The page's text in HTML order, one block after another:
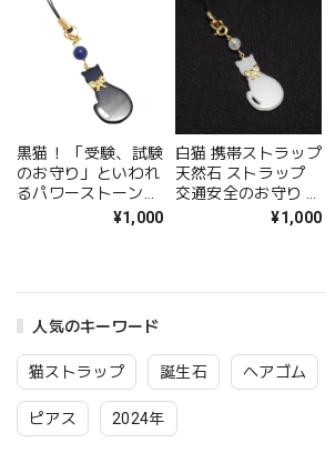
人気のキーワード
猫ストラップ 誕生石 ヘアゴム
ピアス 2024年
トラップ 紅水晶 ね
こ ネコ 誕生日プレ
ゼント ギフト 送料
無料 ラッピング無料
1000円ポッキリ ア
クセサリー
無料 ねこ ネコ 猫ス
トラップ 福猫 天然
石 携帯ストラップ
1000円ポッキリ ア
クセサリー
黒猫！ 「受験、試験
のお守り」といわれ
るパワーストーンス
トラップ ソーダライ
スプレゼント 1000
アクセサリー
¥1,000
白猫 携帯ストラップ
天然石 ストラップ
交通安全のお守り ミ
ルキークォーツ メー
ル便 送料無料 幸運
クセサリー グッズ
よけ ラッピング無料
1000円ポッキリ
¥1,000